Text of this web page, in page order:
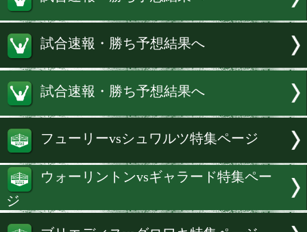
た。
続きを読む
試合速報・勝ち予想結果へ
試合速報・勝ち予想結果へ